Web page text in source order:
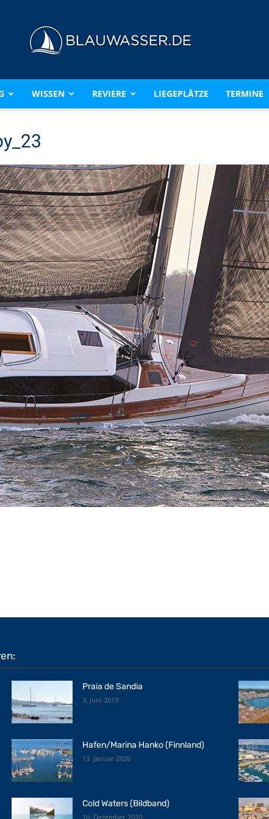
BLAUWASSER.DE
WISSEN REVIERE LIEGEPLÄTZE TERMINE
Praia de Sandia
3. Juni 2019
Hafen/Marina Hanko (Finnland)
13. Januar 2026
Cold Waters (Bildband)
16. Dezember 2020